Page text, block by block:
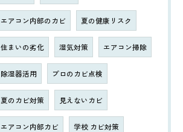
エアコン内部のカビ 夏の健康リスク
住まいの劣化 湿気対策 エアコン掃除
除湿器活用 プロのカビ点検
夏のカビ対策 見えないカビ
エアコン内部カビ 学校 カビ対策